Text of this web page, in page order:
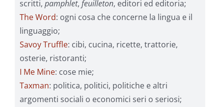
scritti, pamphlet, feuilleton, editori ed editoria;
The Word: ogni cosa che concerne la lingua e il
linguaggio;
Savoy Truffle: cibi, cucina, ricette, trattorie,
osterie, ristoranti;
I Me Mine: cose mie;
Taxman: politica, politici, politiche e altri
argomenti sociali o economici seri o seriosi;